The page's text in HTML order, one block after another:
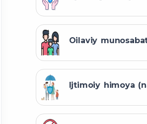
Oilaviy
Ijtimoiy himoya